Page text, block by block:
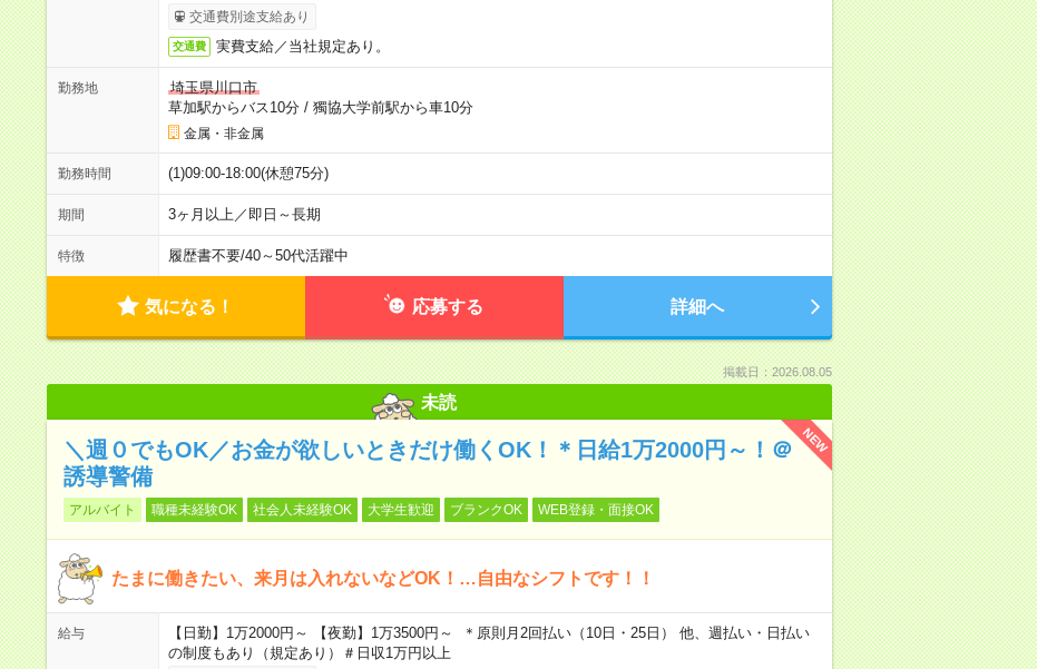
交通費別途支給あり
交通費 実費支給／当社規定あり。
勤務地
埼玉県川口市
草加駅からバス10分/ 獨協大学前駅から車10分
金属・非金属
勤務時間 (1)09:00-18:00(休憩75分)
期間 3ヶ月以上／即日～長期
特徴 履歴書不要/40～50代活躍中
気になる！ 応募する 詳細へ
掲載日：2026.08.05
未読
NEW
＼週０でもOK／お金が欲しいときだけ働くOK！＊日給1万2000円～！＠
誘導警備
アルバイト 職種未経験OK 社会人未経験OK 大学生歓迎 ブランクOK WEB登録・面接OK
たまに働きたい、来月は入れないなどOK！…自由なシフトです！！
給与
【日勤】1万2000円～ 【夜勤】1万3500円～ ＊原則月2回払い（10日・25日） 他、週払い・日払い
の制度もあり（規定あり）＃日収1万円以上